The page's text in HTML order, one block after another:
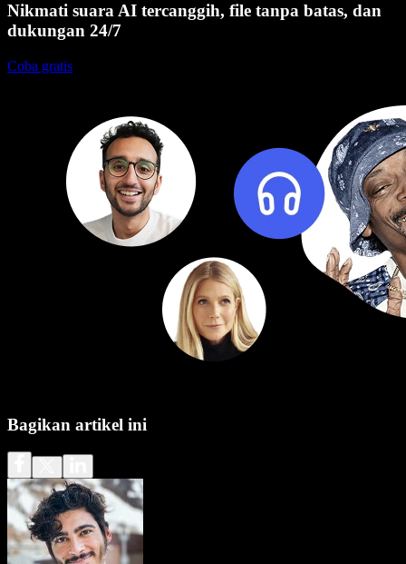
Nikmati suara AI tercanggih, file tanpa batas, dan
dukungan 24/7
Coba gratis
Bagikan artikel ini